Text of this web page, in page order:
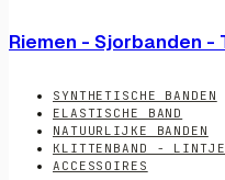
Riemen - Sjorbanden -
SYNTHETISCHE BANDEN
ELASTISCHE BAND
NATUURLIJKE BANDEN
KLITTENBAND -
ACCESSOIRES